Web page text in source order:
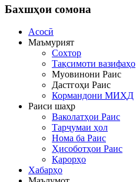
Бахшҳои сомона
Асосӣ
Маъмурият
Сохтор
Тақсимоти вазифаҳо
Муовинони Раис
Дастгоҳи Раис
Кормандони МИҲД
Раиси шаҳр
Ваколатҳои Раис
Тарҷумаи ҳол
Нома ба Раис
Ҳисоботҳои Раис
Қарорҳо
Хабарҳо